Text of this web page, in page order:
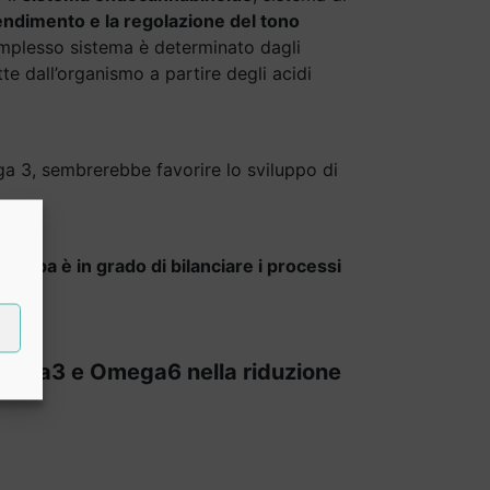
e la regolazione del tono
sistema è determinato dagli
dall’organismo a partire degli acidi
3, sembrerebbe favorire lo sviluppo di
è in grado di bilanciare i processi
e Omega6 nella riduzione